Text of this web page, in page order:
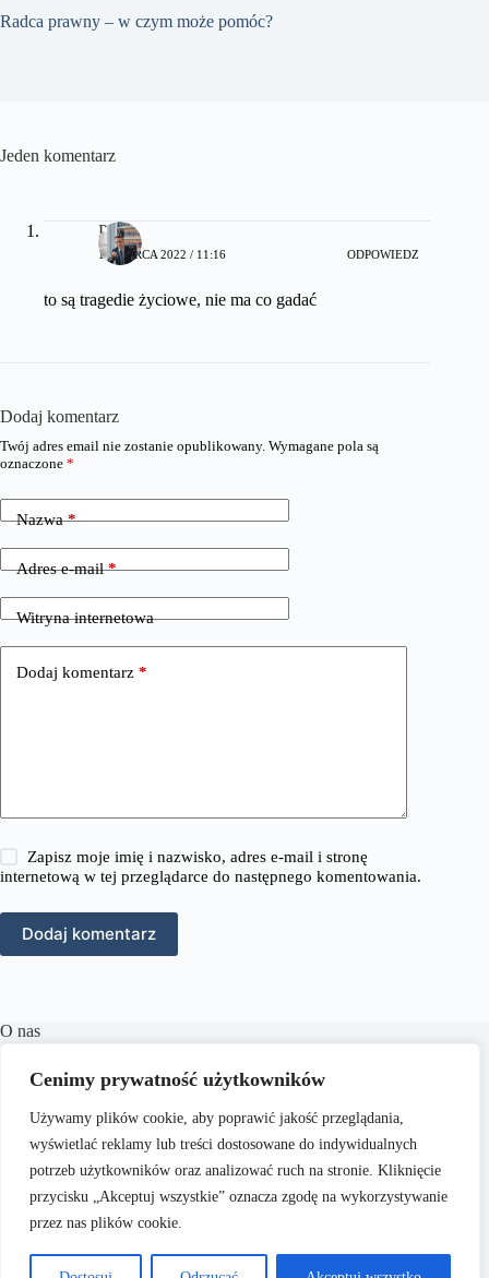
Cenimy prywatność użytkowników
Używamy plików cookie, aby poprawić jakość przeglądania,
wyświetlać reklamy lub treści dostosowane do indywidualnych
potrzeb użytkowników oraz analizować ruch na stronie. Kliknięcie
przycisku „Akceptuj wszystkie” oznacza zgodę na wykorzystywanie
przez nas plików cookie.
Radca prawny – w czym może pomóc?
Jeden komentarz
Pola
18 MARCA 2022 / 11:16 ODPOWIEDZ
to są tragedie życiowe, nie ma co gadać
Dodaj komentarz
Twój adres email nie zostanie opublikowany. Wymagane pola są
oznaczone *
Nazwa*
Adres e-mail*
Witryna internetowa
Dodaj komentarz *
Zapisz moje imię i nazwisko, adres e-mail i stronę
internetową w tej przeglądarce do następnego komentowania.
Dodaj komentarz
O nas
różnorodne treści z zakresu prawa karnego, cywilnego,
celem jest dostarczanie aktualnych informacji, praktycznych
porad oraz inspiracji, które wspierają czytelników w
zrozumieniu skomplikowanych zagadnień prawnych i
podejmowaniu świadomych decyzji.